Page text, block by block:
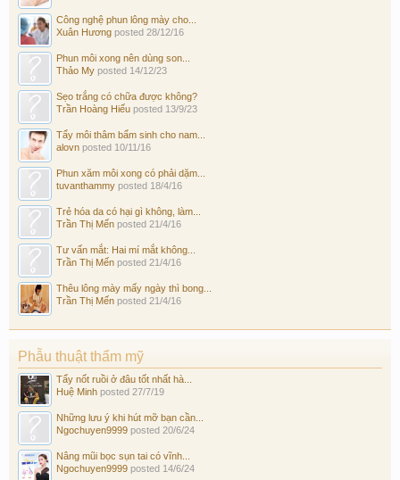
Công nghệ phun lông mày cho...
Xuân Hương posted 28/12/16
Phun môi xong nên dùng son...
Thảo My posted 14/12/23
Sẹo trắng có chữa được không?
Trần Hoàng Hiếu posted 13/9/23
Tẩy môi thâm bẩm sinh cho nam...
alovn posted 10/11/16
Phun xăm môi xong có phải dặm...
tuvanthammy posted 18/4/16
Trẻ hóa da có hại gì không, làm...
Trần Thị Mến posted 21/4/16
Tư vấn mắt: Hai mí mắt không...
Trần Thị Mến posted 21/4/16
Thêu lông mày mấy ngày thì bong...
Trần Thị Mến posted 21/4/16
Phẫu thuật thẩm mỹ
Tẩy nốt ruồi ở đâu tốt nhất hà...
Huệ Minh posted 27/7/19
Những lưu ý khi hút mỡ bạn cần...
Ngochuyen9999 posted 20/6/24
Nâng mũi bọc sụn tai có vĩnh...
Ngochuyen9999 posted 14/6/24